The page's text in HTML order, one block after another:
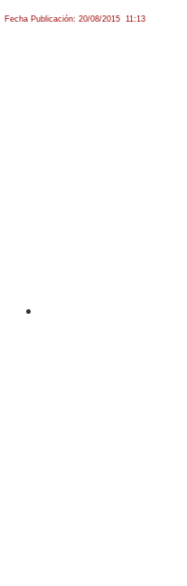
Fecha Publicación: 20/08/2015 11:13